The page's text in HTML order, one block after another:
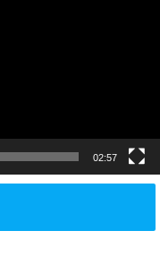
02:57